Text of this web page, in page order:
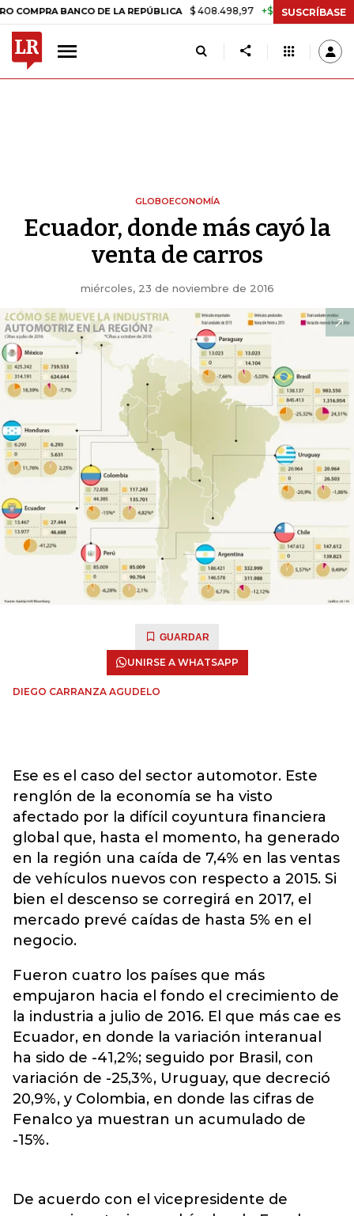
BANCO DE LA REPÚBLICA $ 408.498,97 +$ 8.753,81 +2,19%
SUSCRÍBASE
GLOBOECONOMÍA
Ecuador, donde más cayó la
venta de carros
miércoles, 23 de noviembre de 2016
GUARDAR
UNIRSE A WHATSAPP
DIEGO CARRANZA AGUDELO
Ese es el caso del sector automotor. Este
renglón de la economía se ha visto
afectado por la difícil coyuntura financiera
global que, hasta el momento, ha generado
en la región una caída de 7,4% en las ventas
de vehículos nuevos con respecto a 2015. Si
bien el descenso se corregirá en 2017, el
mercado prevé caídas de hasta 5% en el
negocio.
Fueron cuatro los países que más
empujaron hacia el fondo el crecimiento de
la industria a julio de 2016. El que más cae es
Ecuador, en donde la variación interanual
ha sido de -41,2%; seguido por Brasil, con
variación de -25,3%, Uruguay, que decreció
20,9%, y Colombia, en donde las cifras de
Fenalco ya muestran un acumulado de
-15%.
De acuerdo con el vicepresidente de